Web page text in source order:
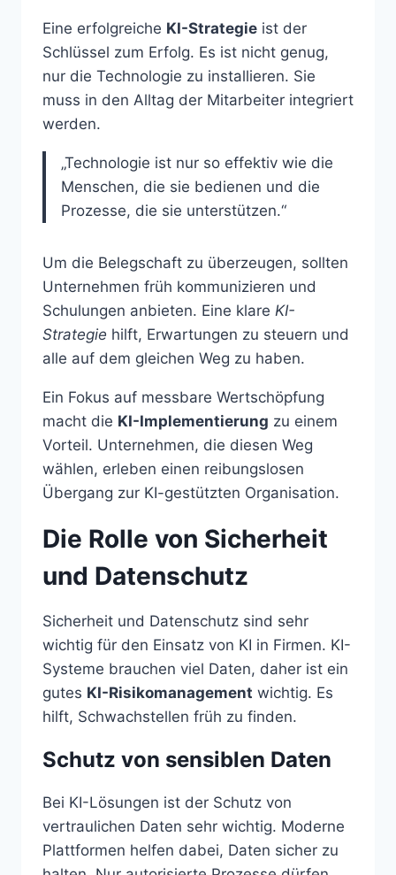
Eine erfolgreiche KI-Strategie ist der
Schlüssel zum Erfolg. Es ist nicht genug,
nur die Technologie zu installieren. Sie
muss in den Alltag der Mitarbeiter integriert
werden.
„Technologie ist nur so effektiv wie die
Menschen, die sie bedienen und die
Prozesse, die sie unterstützen.“
Um die Belegschaft zu überzeugen, sollten
Unternehmen früh kommunizieren und
Schulungen anbieten. Eine klare KI-
Strategie hilft, Erwartungen zu steuern und
alle auf dem gleichen Weg zu haben.
Ein Fokus auf messbare Wertschöpfung
macht die KI-Implementierung zu einem
Vorteil. Unternehmen, die diesen Weg
wählen, erleben einen reibungslosen
Übergang zur KI-gestützten Organisation.
Die Rolle von Sicherheit
und Datenschutz
Sicherheit und Datenschutz sind sehr
wichtig für den Einsatz von KI in Firmen. KI-
Systeme brauchen viel Daten, daher ist ein
gutes KI-Risikomanagement wichtig. Es
hilft, Schwachstellen früh zu finden.
Schutz von sensiblen Daten
Bei KI-Lösungen ist der Schutz von
vertraulichen Daten sehr wichtig. Moderne
Plattformen helfen dabei, Daten sicher zu